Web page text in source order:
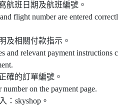
航班日期及航班編號。
flight number are entered correctl
及相關付款指示。
and relevant payment instructions c
確的訂單編號。
number on the payment page.
：skyshop。